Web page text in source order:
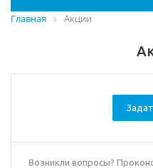
Главная Акции
Возникли вопросы?